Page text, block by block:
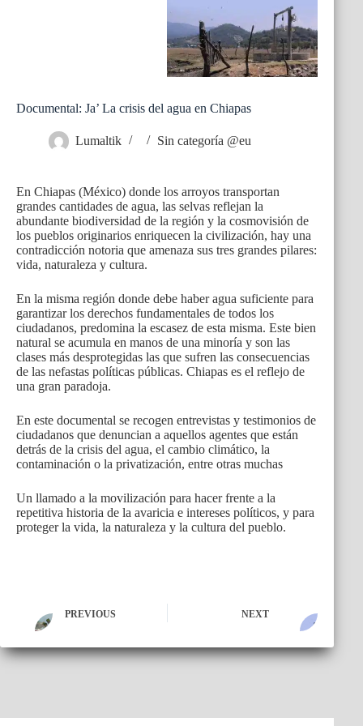
Documental: Ja’ La crisis del agua en Chiapas
Lumaltik Sin categoría @eu
En Chiapas (México) donde los arroyos transportan
grandes cantidades de agua, las selvas reflejan la
abundante biodiversidad de la región y la cosmovisión de
los pueblos originarios enriquecen la civilización, hay una
contradicción notoria que amenaza sus tres grandes pilares:
vida, naturaleza y cultura.
En la misma región donde debe haber agua suficiente para
garantizar los derechos fundamentales de todos los
ciudadanos, predomina la escasez de esta misma. Este bien
natural se acumula en manos de una minoría y son las
clases más desprotegidas las que sufren las consecuencias
de las nefastas políticas públicas. Chiapas es el reflejo de
una gran paradoja.
En este documental se recogen entrevistas y testimonios de
ciudadanos que denuncian a aquellos agentes que están
detrás de la crisis del agua, el cambio climático, la
contaminación o la privatización, entre otras muchas
Un llamado a la movilización para hacer frente a la
repetitiva historia de la avaricia e intereses políticos, y para
proteger la vida, la naturaleza y la cultura del pueblo.
PREVIOUS NEXT